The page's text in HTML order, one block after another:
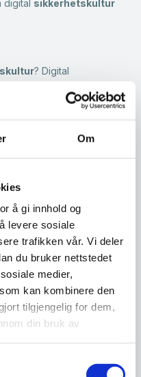
Om
å gi innhold og
levere sosiale
trafikken vår. Vi deler
du bruker nettstedet
medier,
kan kombinere den
tilgjengelig for dem,
din bruk av
digital sikkerhetskultur
? Digital
som bidrar til å
samme måte som…
sikkerhetskultur
normer,
til å beskytte oss mot
samfunnet har…
Livet blir mer
– alt fra
og digitale løsninger i
2025